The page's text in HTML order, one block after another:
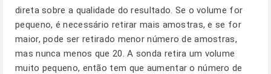
direta sobre a qualidade do resultado. Se o volume for
pequeno, é necessário retirar mais amostras, e se for
maior, pode ser retirado menor número de amostras,
mas nunca menos que 20. A sonda retira um volume
muito pequeno, então tem que aumentar o número de